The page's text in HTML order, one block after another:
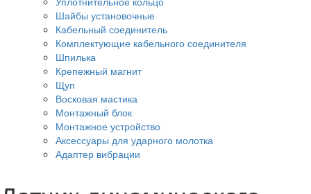
Шайбы установочные
Кабельный соединитель
Комплектующие кабельного соединителя
Шпилька
Крепежный магнит
Щуп
Восковая мастика
Монтажный блок
Монтажное устройство
Аксессуары для ударного молотка
Адаптер вибрации